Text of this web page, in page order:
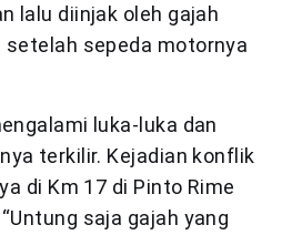
lalu diinjak oleh gajah
sepeda motornya
luka-luka dan
terkilir. Kejadian konflik
di Km 17 di Pinto Rime
saja gajah yang